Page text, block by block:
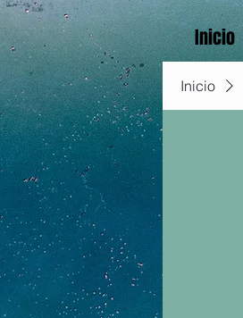
Inicio
Inicio